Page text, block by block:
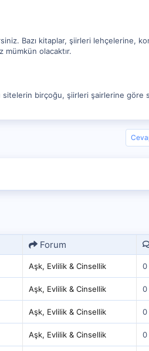
Bazı kitaplar, şiirleri lehçelerine,
mümkün olacaktır.
birçoğu, şiirleri şairlerine göre
Forum
Aşk, Evlilik & Cinsellik 0
Aşk, Evlilik & Cinsellik 0
Aşk, Evlilik & Cinsellik 0
Aşk, Evlilik & Cinsellik 0